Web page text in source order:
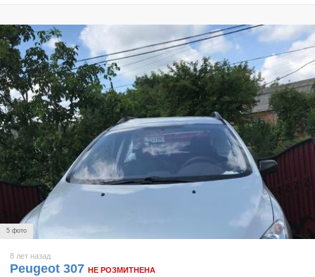
5 фото
8 лет назад
Peugeot 307 НЕ РОЗМИТНЕНА